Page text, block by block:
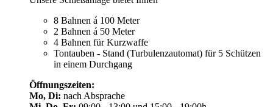
8 Bahnen á 100 Meter
2 Bahnen á 50 Meter
4 Bahnen für Kurzwaffe
Tontauben - Stand (Turbulenzautomat) für 5 Schützen
in einem Durchgang
Öffnungszeiten:
Mo, Di: nach Absprache